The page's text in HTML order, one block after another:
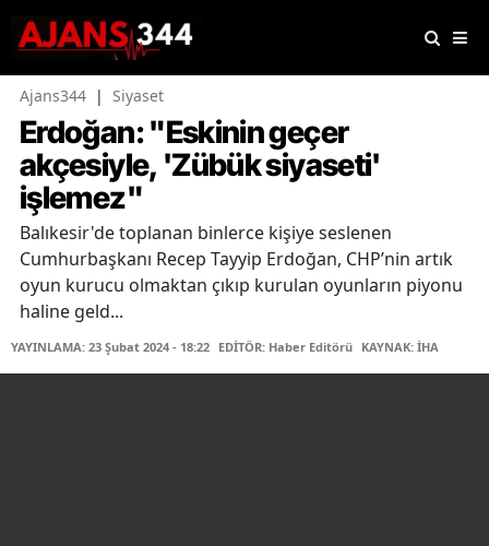
Ajans344 | Siyaset
Erdoğan: "Eskinin geçer
akçesiyle, 'Zübük siyaseti'
işlemez"
Balıkesir'de toplanan binlerce kişiye seslenen
Cumhurbaşkanı Recep Tayyip Erdoğan, CHP’nin artık
oyun kurucu olmaktan çıkıp kurulan oyunların piyonu
haline geld...
YAYINLAMA: 23 Şubat 2024 - 18:22 EDİTÖR: Haber Editörü KAYNAK: İHA